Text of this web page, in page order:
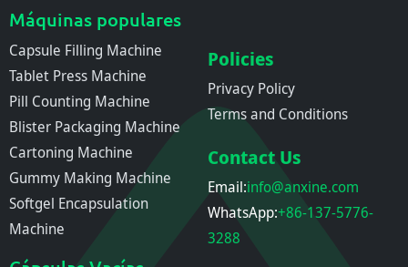
Máquinas populares
Capsule Filling Machine
Tablet Press Machine
Pill Counting Machine
Blister Packaging Machine
Cartoning Machine
Gummy Making Machine
Softgel Encapsulation
Machine
Policies
Privacy Policy
Terms and Conditions
Contact Us
Email:info@anxine.com
WhatsApp:+86-137-5776-
3288